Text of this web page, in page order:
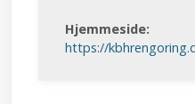
Hjemmeside:
https://